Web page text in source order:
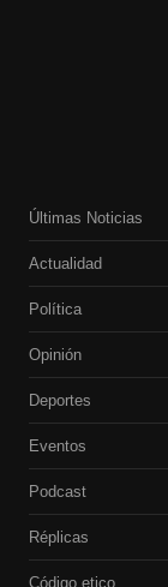
Últimas Noticias
Actualidad
Política
Opinión
Deportes
Eventos
Podcast
Réplicas
Código etico